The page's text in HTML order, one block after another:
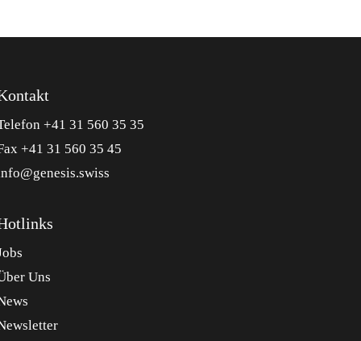
+41 31 560 35 35
+41 31 560 35 45
Uns